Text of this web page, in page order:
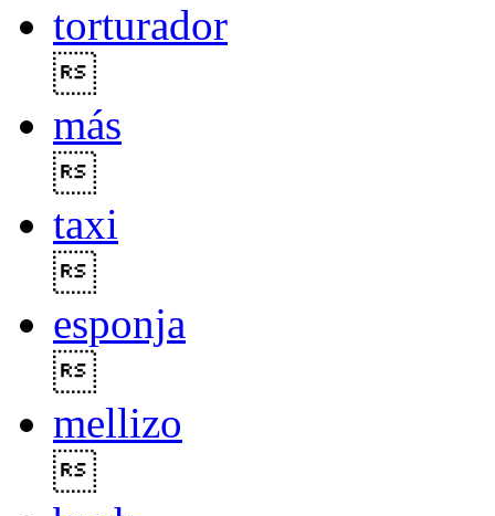
torturador
más
taxi
esponja
mellizo